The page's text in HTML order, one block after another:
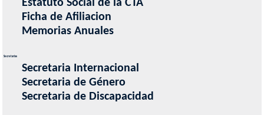
Estatuto Social de la CTA
Ficha de Afiliacion
Memorias Anuales
Secretarias
Secretaria Internacional
Secretaria de Género
Secretaria de Discapacidad